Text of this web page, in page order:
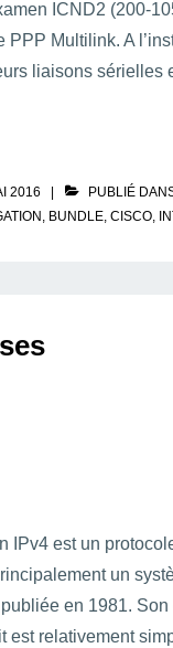
ICND2 (200-
Multilink. A
liaisons sérielles
2016 PUBLIÉ
, BUNDLE, CISCO,
IPv4 est un
un
en 1981.
est relativement